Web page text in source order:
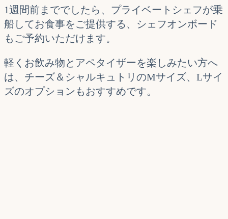
1週間前まででしたら、プライベートシェフが乗
船してお食事をご提供する、シェフオンボード
もご予約いただけます。
軽くお飲み物とアペタイザーを楽しみたい方へ
は、チーズ＆シャルキュトリのMサイズ、Lサイ
ズのオプションもおすすめです。